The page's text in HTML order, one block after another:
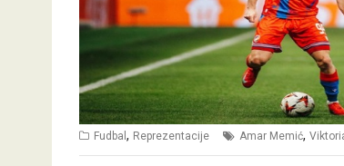
Fudbal , Reprezentacije Amar Memić,